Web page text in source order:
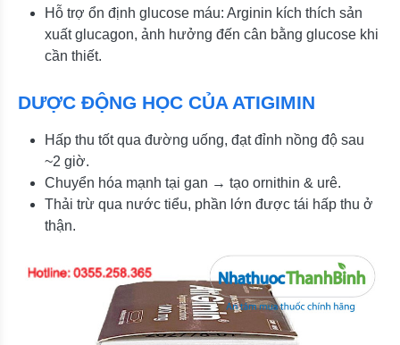
Hỗ trợ ổn định glucose máu: Arginin kích thích sản
xuất glucagon, ảnh hưởng đến cân bằng glucose khi
cần thiết.
DƯỢC ĐỘNG HỌC CỦA ATIGIMIN
Hấp thu tốt qua đường uống, đạt đỉnh nồng độ sau
~2 giờ.
Chuyển hóa mạnh tại gan → tạo ornithin & urê.
Thải trừ qua nước tiểu, phần lớn được tái hấp thu ở
thận.